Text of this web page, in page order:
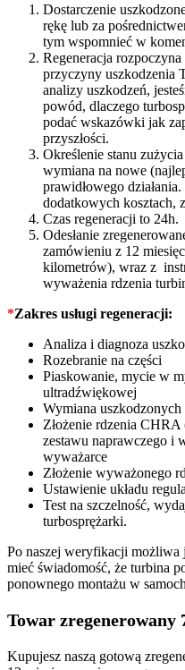
Dostarczenie
rękę lub za
tym wspomnieć w
Regeneracja
przyczyny uszkodzenia
analizy uszkodzeń,
powód, dlaczego
podać wskazówki jak
przyszłości.
Określenie stanu
wymiana na nowe
prawidłowego
dodatkowych kosztach,
Czas regeneracji to 24h.
Odesłanie
zamówieniu z 12
kilometrów), wraz z
wyważenia rdzenia
*Zakres usługi regeneracji:
Analiza i diagnoza
Rozebranie na części
Piaskowanie, mycie w
ultradźwiękowej
Wymiana uszkodzonych
Złożenie rdzenia
zestawu naprawczego i
wyważarce
Złożenie wyważonego
Ustawienie układu
Test na szczelność,
turbosprężarki.
Po naszej weryfikacji możliwa
mieć świadomość, że turbina
ponownego montażu w
Towar zregenerowany
Kupujesz naszą gotową